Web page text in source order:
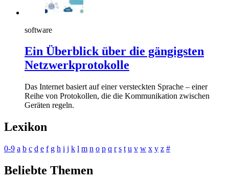
software
Ein Überblick über die gängigsten
Netzwerkprotokolle
Das Internet basiert auf einer versteckten Sprache – einer
Reihe von Protokollen, die die Kommunikation zwischen
Geräten regeln.
Lexikon
0-9 a b c d e f g h i j k l m n o p q r s t u v w x y z #
Beliebte Themen